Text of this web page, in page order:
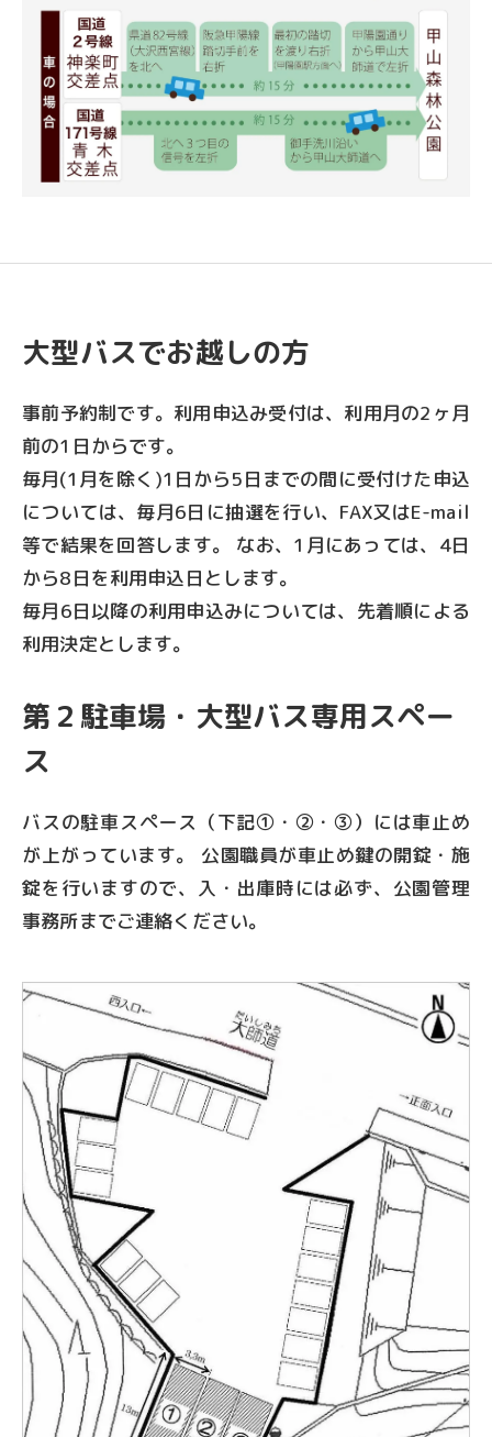
大型バスでお越しの方
事前予約制です。利用申込み受付は、利用月の2ヶ月
前の1日からです。
毎月(1月を除く)1日から5日までの間に受付けた申込
については、毎月6日に抽選を行い、FAX又はE-mail
等で結果を回答します。 なお、1月にあっては、4日
から8日を利用申込日とします。
毎月6日以降の利用申込みについては、先着順による
利用決定とします。
第２駐車場・大型バス専用スペー
ス
バスの駐車スペース（下記①・②・③）には車止め
が上がっています。 公園職員が車止め鍵の開錠・施
錠を行いますので、入・出庫時には必ず、公園管理
事務所までご連絡ください。